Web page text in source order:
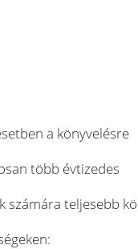
a könyvelésre
több évtizedes
számára teljesebb